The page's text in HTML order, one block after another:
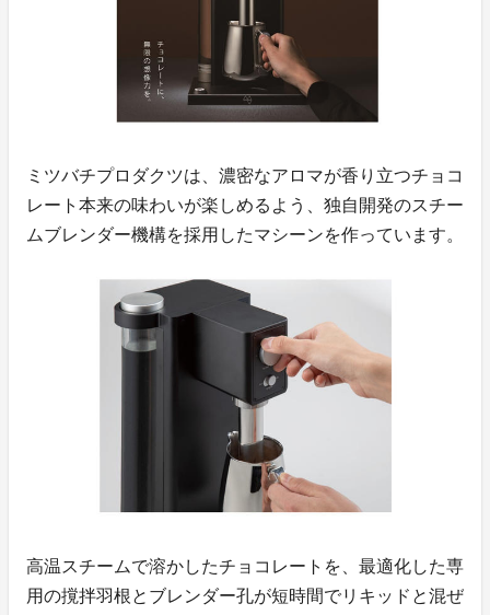
ミツバチプロダクツは、濃密なアロマが香り立つチョコ
レート本来の味わいが楽しめるよう、独自開発のスチー
ムブレンダー機構を採用したマシーンを作っています。
高温スチームで溶かしたチョコレートを、最適化した専
用の撹拌羽根とブレンダー孔が短時間でリキッドと混ぜ